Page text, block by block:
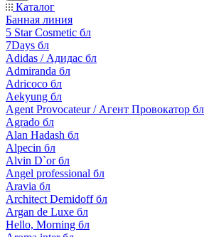
Каталог
Банная линия
5 Star Cosmetic бл
7Days бл
Adidas / Адидас бл
Admiranda бл
Adricoco бл
Aekyung бл
Agent Provocateur / Агент Провокатор бл
Agrado бл
Alan Hadash бл
Alpecin бл
Alvin D`or бл
Angel professional бл
Aravia бл
Architect Demidoff бл
Argan de Luxe бл
Hello, Morning бл